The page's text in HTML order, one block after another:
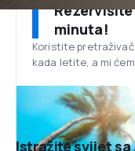
minuta!
Koristite
kada letite, a mi
Istražite svijet sa